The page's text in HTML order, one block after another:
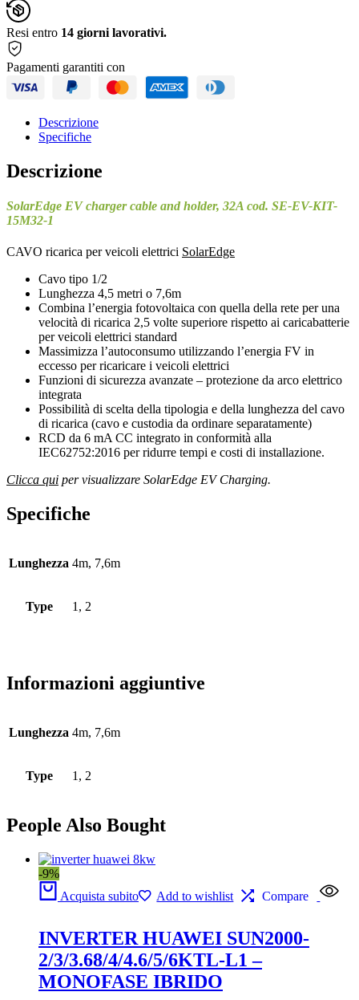
Resi entro 14 giorni lavorativi.
Pagamenti garantiti con
Descrizione
Specifiche
Descrizione
SolarEdge EV charger cable and holder, 32A cod. SE-EV-KIT-
15M32-1
CAVO ricarica per veicoli elettrici SolarEdge
Cavo tipo 1/2
Lunghezza 4,5 metri o 7,6m
Combina l’energia fotovoltaica con quella della rete per una
velocità di ricarica 2,5 volte superiore rispetto ai caricabatterie
per veicoli elettrici standard
Massimizza l’autoconsumo utilizzando l’energia FV in
eccesso per ricaricare i veicoli elettrici
Funzioni di sicurezza avanzate – protezione da arco elettrico
integrata
Possibilità di scelta della tipologia e della lunghezza del cavo
di ricarica (cavo e custodia da ordinare separatamente)
RCD da 6 mA CC integrato in conformità alla
IEC62752:2016 per ridurre tempi e costi di installazione.
Clicca qui per visualizzare SolarEdge EV Charging.
Specifiche
Lunghezza 4m, 7,6m
Type 1, 2
Informazioni aggiuntive
Lunghezza 4m, 7,6m
Type 1, 2
People Also Bought
-9%
Acquista subito
Add to wishlist Compare
INVERTER HUAWEI SUN2000-
2/3/3.68/4/4.6/5/6KTL-L1 –
MONOFASE IBRIDO